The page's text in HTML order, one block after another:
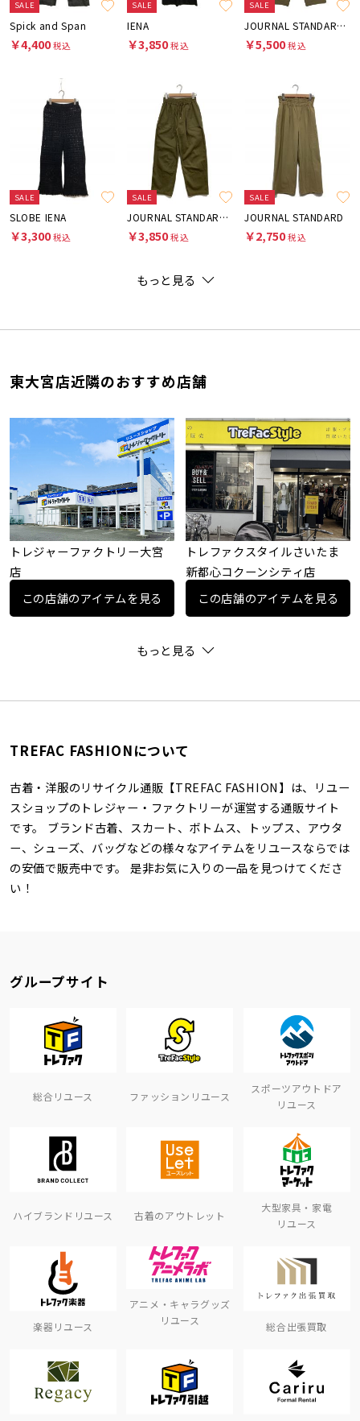
SALE
Spick and Span
￥4,400税込
SALE
IENA
￥3,850税込
SALE
JOURNAL STANDARD relume
￥5,500税込
SALE
SLOBE IENA
￥3,300税込
SALE
JOURNAL STANDARD relume
￥3,850税込
SALE
JOURNAL STANDARD
￥2,750税込
もっと見る
東大宮店近隣のおすすめ店舗
トレジャーファクトリー大宮
店
この店舗のアイテムを見る
トレファクスタイルさいたま
新都心コクーンシティ店
この店舗のアイテムを見る
もっと見る
TREFAC FASHIONについて
古着・洋服のリサイクル通販【TREFAC FASHION】は、リユー
スショップのトレジャー・ファクトリーが運営する通販サイト
です。 ブランド古着、スカート、ボトムス、トップス、アウタ
ー、シューズ、バッグなどの様々なアイテムをリユースならでは
の安価で販売中です。 是非お気に入りの一品を見つけてくださ
い！
グループサイト
総合リユース ファッションリユース
スポーツアウトドア
リユース
ハイブランドリユース 古着のアウトレット
大型家具・家電
リユース
楽器リユース
アニメ・キャラグッズ
リユース
総合出張買取